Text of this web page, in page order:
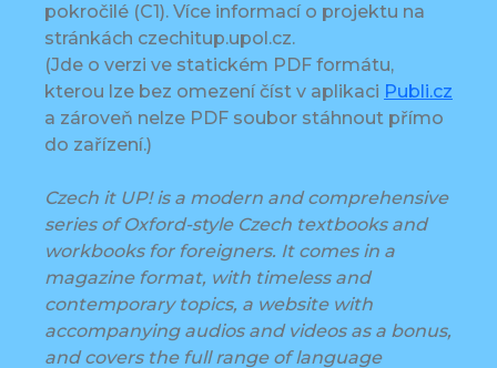
pokročilé (C1). Více informací o projektu na
stránkách czechitup.upol.cz.
(Jde o verzi ve statickém PDF formátu,
kterou lze bez omezení číst v aplikaci Publi.cz
a zároveň nelze PDF soubor stáhnout přímo
do zařízení.)
Czech it UP! is a modern and comprehensive
series of Oxford-style Czech textbooks and
workbooks for foreigners. It comes in a
magazine format, with timeless and
contemporary topics, a website with
accompanying audios and videos as a bonus,
and covers the full range of language